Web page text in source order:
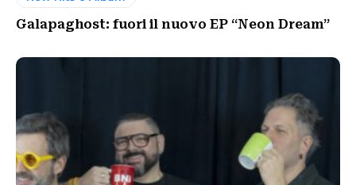
Galapaghost: fuori il nuovo EP “Neon Dream”